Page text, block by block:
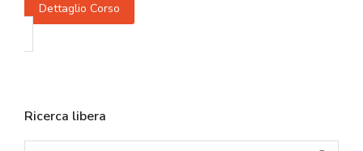
Dettaglio Corso
Ricerca libera